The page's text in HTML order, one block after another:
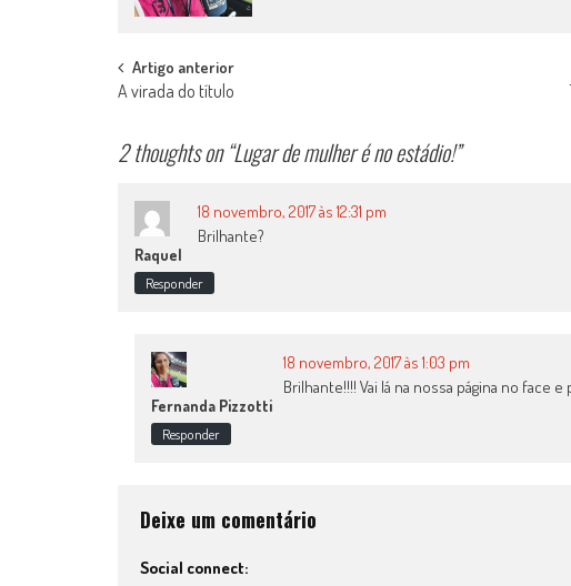
Post
Artigo anterior
A virada do título
2 thoughts on “Lugar de mulher é no estádio!”
Raquel
18 novembro, 2017 às 12:31 pm
Brilhante?
Responder
Fernanda Pizzotti
18 novembro, 2017 às 1:03 pm
Brilhante!!!! Vai lá na nossa página no face
Responder
Deixe um comentário
Social connect: